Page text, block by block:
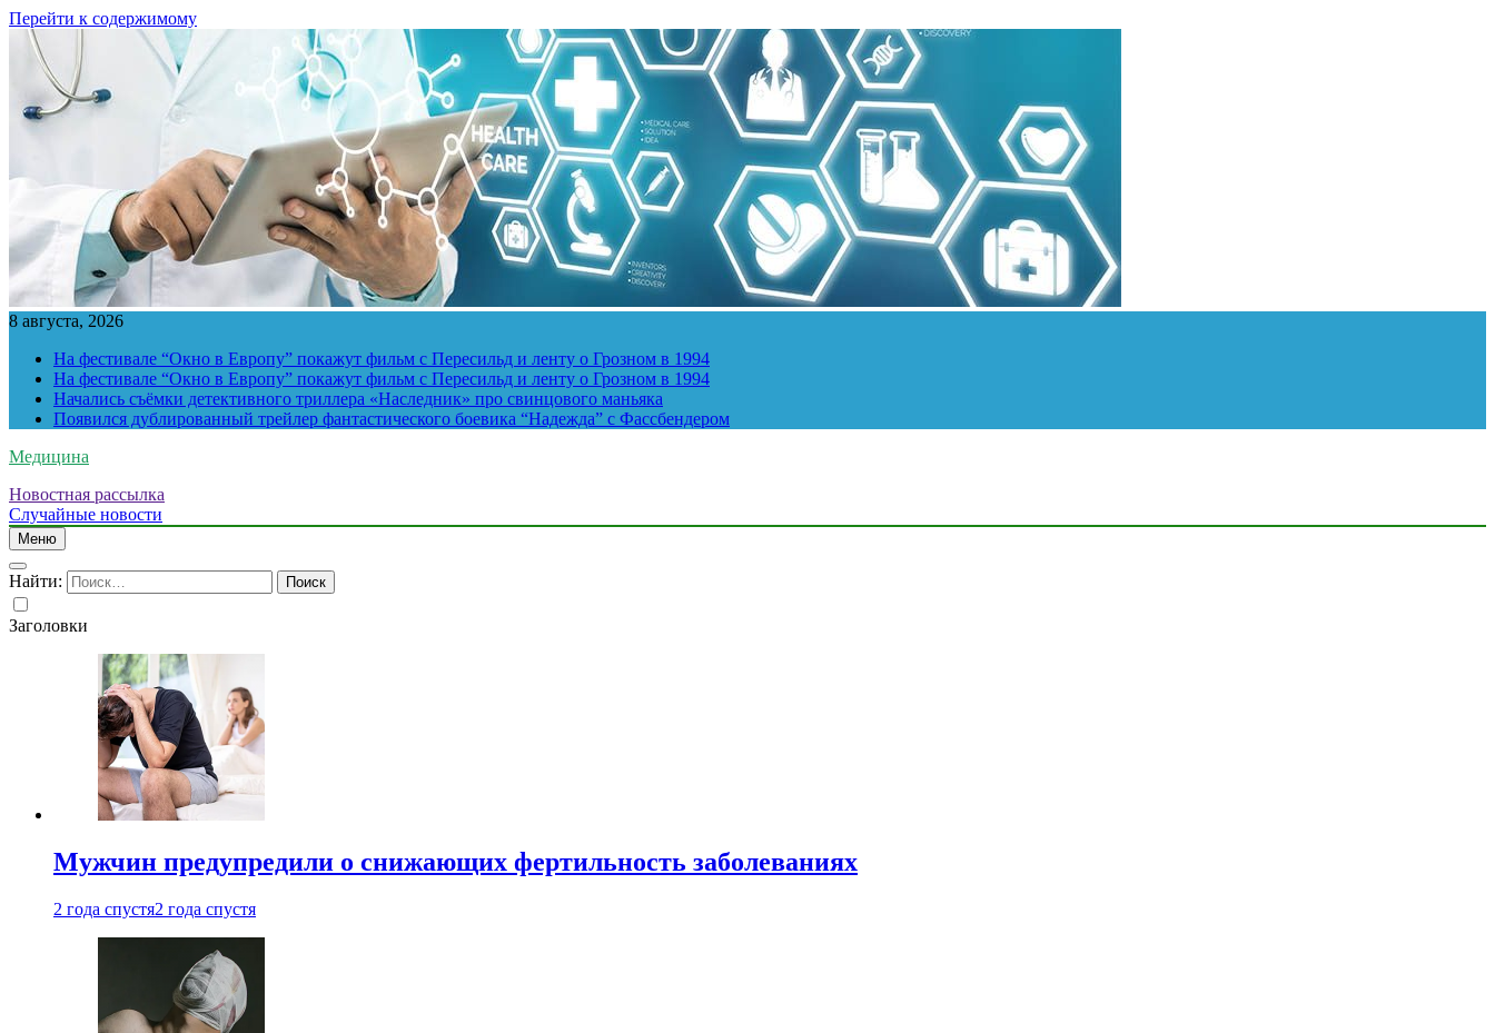
Перейти к содержимому
8 августа, 2026
На фестивале “Окно в Европу” покажут фильм с Пересильд и ленту о Грозном в 1994
На фестивале “Окно в Европу” покажут фильм с Пересильд и ленту о Грозном в 1994
Начались съёмки детективного триллера «Наследник» про свинцового маньяка
Появился дублированный трейлер фантастического боевика “Надежда” с Фассбендером
Медицина
Новостная рассылка
Случайные новости
Меню
Найти:
Заголовки
Мужчин предупредили о снижающих фертильность заболеваниях
2 года спустя2 года спустя